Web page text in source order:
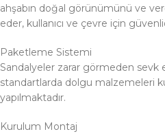
ahşabın doğal görünümünü ve
eder, kullanıcı ve çevre için
Paketleme Sistemi
Sandalyeler zarar görmeden sevk
standartlarda dolgu malzemeleri
yapılmaktadır.
Kurulum Montaj